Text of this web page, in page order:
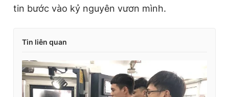
tin bước vào kỷ nguyên vươn mình.
Tin liên quan